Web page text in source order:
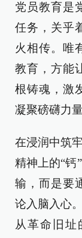
党员教育是
任务，关乎
火相传。唯
教育，方能
根铸魂，激
凝聚磅礴力量
在浸润中筑
精神上的“钙
输，而是要
论入脑入心
从革命旧